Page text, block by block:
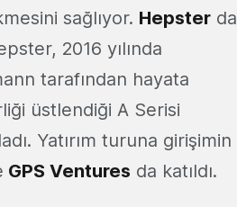
sağlıyor. Hepster da
2016 yılında
tarafından hayata
üstlendiği A Serisi
Yatırım turuna girişimin
GPS Ventures da katıldı.